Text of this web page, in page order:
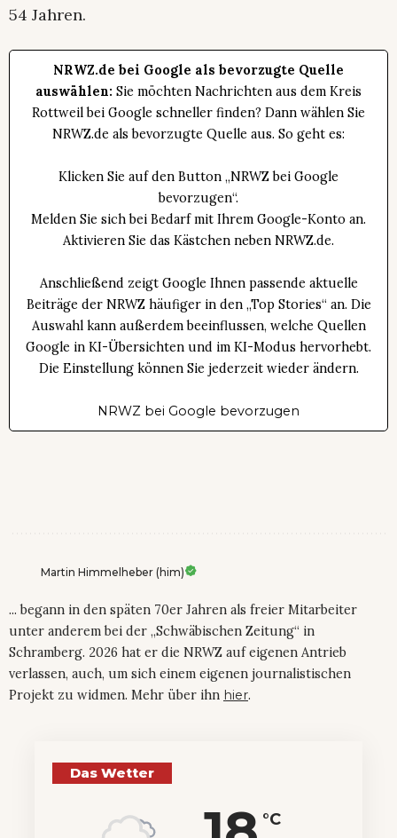
54 Jahren.
NRWZ.de bei Google als bevorzugte Quelle
auswählen: Sie möchten Nachrichten aus dem Kreis
Rottweil bei Google schneller finden? Dann wählen Sie
NRWZ.de als bevorzugte Quelle aus. So geht es:
Klicken Sie auf den Button „NRWZ bei Google
bevorzugen“.
Melden Sie sich bei Bedarf mit Ihrem Google-Konto an.
Aktivieren Sie das Kästchen neben NRWZ.de.
Anschließend zeigt Google Ihnen passende aktuelle
Beiträge der NRWZ häufiger in den „Top Stories“ an. Die
Auswahl kann außerdem beeinflussen, welche Quellen
Google in KI-Übersichten und im KI-Modus hervorhebt.
Die Einstellung können Sie jederzeit wieder ändern.
NRWZ bei Google bevorzugen
Martin Himmelheber (him)
... begann in den späten 70er Jahren als freier Mitarbeiter
unter anderem bei der „Schwäbischen Zeitung“ in
Schramberg. 2026 hat er die NRWZ auf eigenen Antrieb
verlassen, auch, um sich einem eigenen journalistischen
Projekt zu widmen. Mehr über ihn hier.
Das Wetter
°C